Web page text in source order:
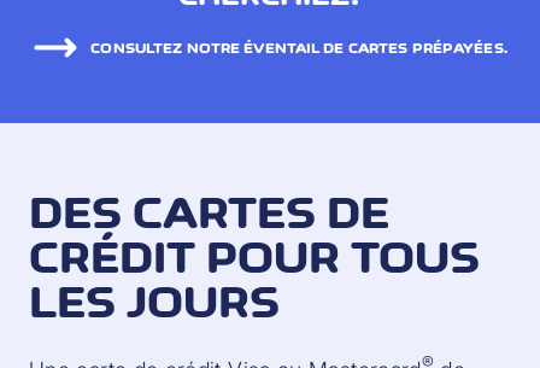
CONSULTEZ NOTRE ÉVENTAIL DE CARTES PRÉPAYÉES.
DES CARTES DE
CRÉDIT POUR TOUS
LES JOURS
®